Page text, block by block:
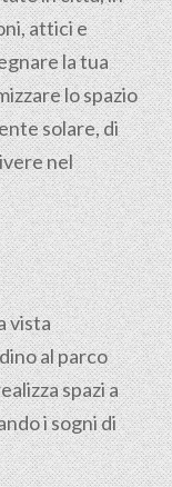
attici e
la tua
lo spazio
solare, di
nel
vista
al parco
spazi a
i sogni di